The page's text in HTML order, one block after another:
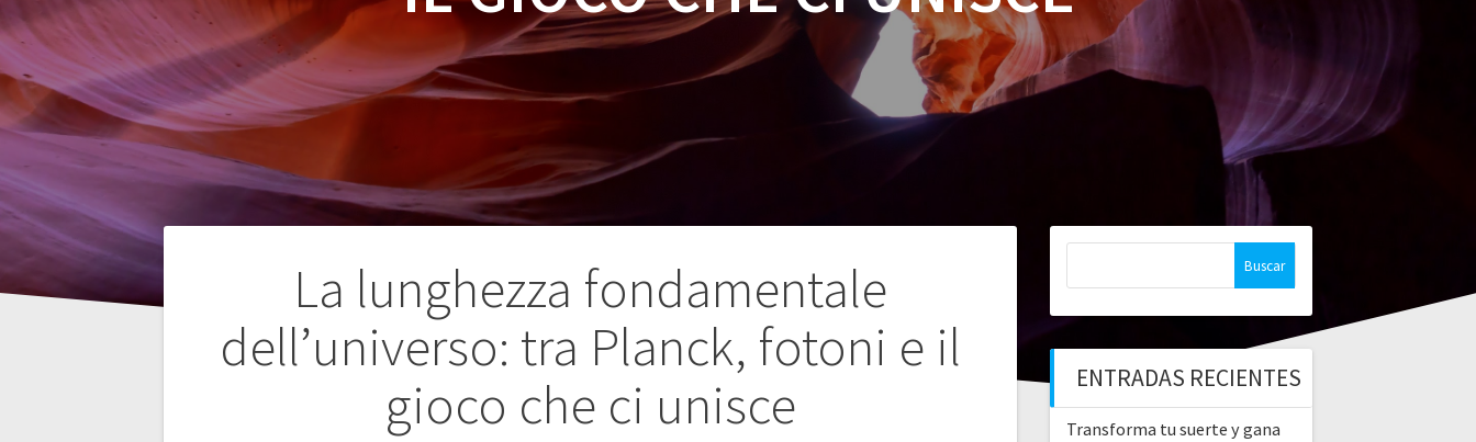
La lunghezza fondamentale
dell’universo: tra Planck, fotoni e il
gioco che ci unisce
Navegación
ENTRADAS RECIENTES
Transforma tu suerte y gana